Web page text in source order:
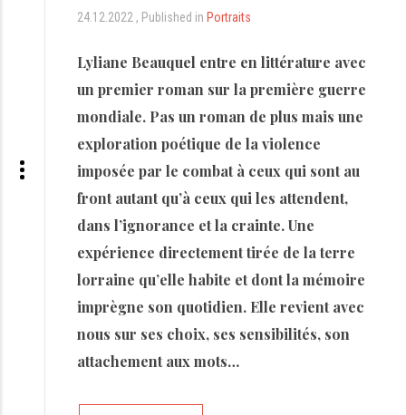
24.12.2022 Published in Portraits
Lyliane Beauquel entre en littérature avec
un premier roman sur la première guerre
mondiale. Pas un roman de plus mais une
exploration poétique de la violence
imposée par le combat à ceux qui sont au
front autant qu’à ceux qui les attendent,
dans l’ignorance et la crainte.Une
expérience directement tirée de la terre
lorraine qu’elle habite et dont la mémoire
imprègne son quotidien. Elle revient avec
nous sur ses choix, ses sensibilités, son
attachement aux mots…